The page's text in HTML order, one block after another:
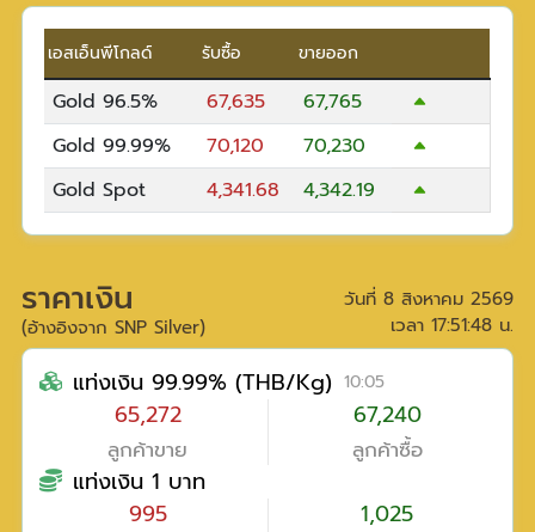
เอสเอ็นพีโกลด์ รับซื้อ ขายออก
Gold 96.5% 67,635
67,765
Gold 99.99%
70,120
70,230
Gold Spot
4,341.68 4,342.19
ราคาเงิน
(อ้างอิงจาก SNP Silver)
วันที่ 8 สิงหาคม 2569
เวลา 17:51:48น.
แท่งเงิน 99.99% (THB/Kg) 10:05
65,272
ลูกค้าขาย
67,240
ลูกค้าซื้อ
แท่งเงิน 1 บาท
995
1,025